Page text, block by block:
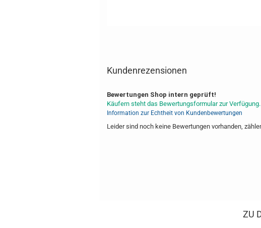
Kundenrezensionen
Bewertungen Shop intern geprüft!
Käufern steht das Bewertungsformular zur Verfügung.
Information zur Echtheit von Kundenbewertungen
Leider sind noch keine Bewertungen vorhanden,
ZU